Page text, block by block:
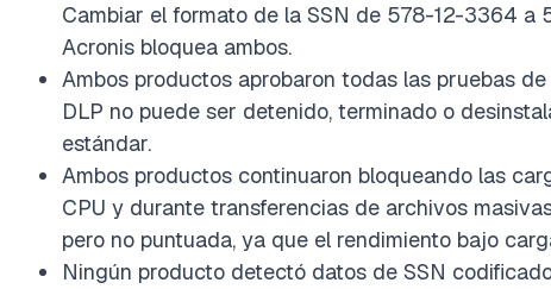
Cambiar el formato de la SSN de 578-12-3364 a
Acronis bloquea ambos.
Ambos productos aprobaron todas las pruebas
DLP no puede ser detenido, terminado o
estándar.
Ambos productos continuaron bloqueando las
CPU y durante transferencias de archivos
pero no puntuada, ya que el rendimiento bajo
Ningún producto detectó datos de SSN